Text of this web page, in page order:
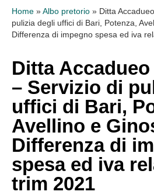
Home » Albo pretorio » Ditta
pulizia degli uffici di Bari, Potenza,
Differenza di impegno spesa ed iva
Ditta
– Servizio di
uffici di Bari,
Avellino e
Differenza di
spesa ed iva
trim 2021